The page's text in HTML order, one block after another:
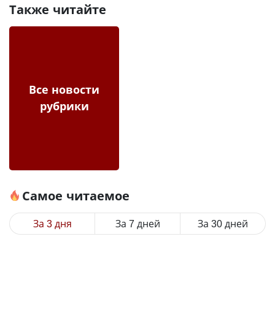
Также читайте
Все новости
рубрики
Самое читаемое
За 3 дня За 7 дней За 30 дней